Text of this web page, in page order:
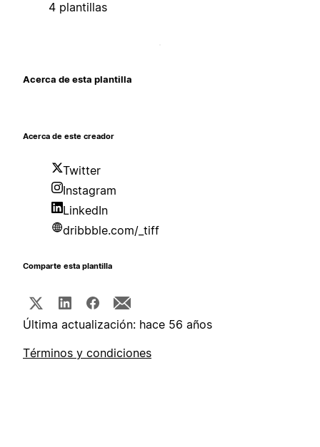
4 plantillas
Acerca de esta plantilla
Acerca de este creador
Twitter
Instagram
LinkedIn
dribbble.com/_tiff
Comparte esta plantilla
Última actualización: hace 56 años
Términos y condiciones